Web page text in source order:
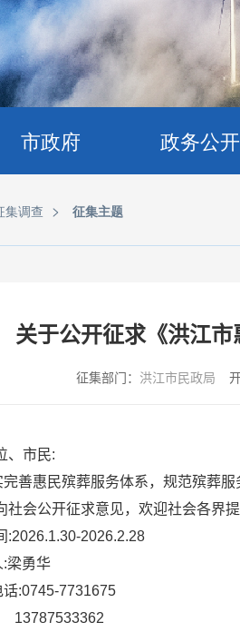
市政府 政务公开
集调查 > 征集主题